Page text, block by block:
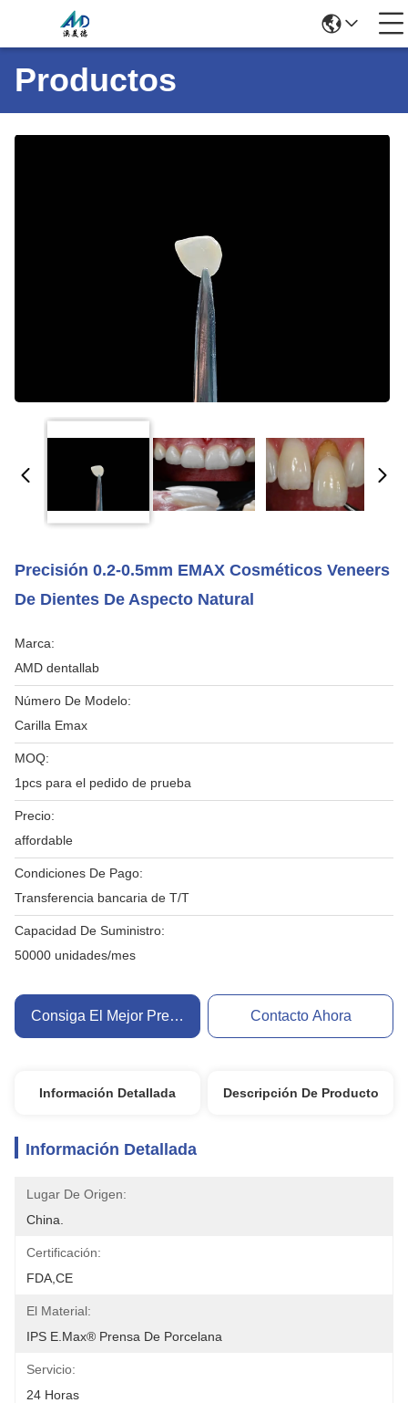
Productos
Precisión 0.2-0.5mm EMAX Cosméticos Veneers
De Dientes De Aspecto Natural
Marca:
AMD dentallab
Número De Modelo:
Carilla Emax
MOQ:
1pcs para el pedido de prueba
Precio:
affordable
Condiciones De Pago:
Transferencia bancaria de T/T
Capacidad De Suministro:
50000 unidades/mes
Consiga El Mejor Precio Contacto Ahora
Información Detallada Descripción De Producto
Información Detallada
Lugar De Origen:
China.
Certificación:
FDA,CE
El Material:
IPS E.max® Prensa De Porcelana
Servicio:
24 Horas